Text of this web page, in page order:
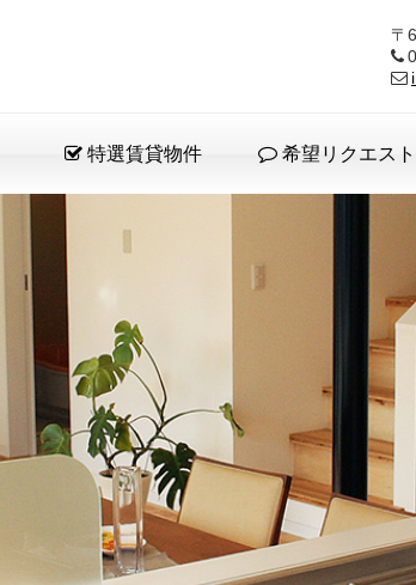
〒
特選賃貸物件 希望リクエスト